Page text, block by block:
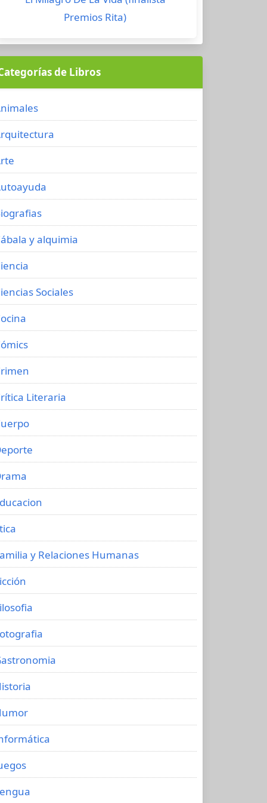
Premios Rita)
de Libros
y alquimia
Sociales
Literaria
y Relaciones Humanas